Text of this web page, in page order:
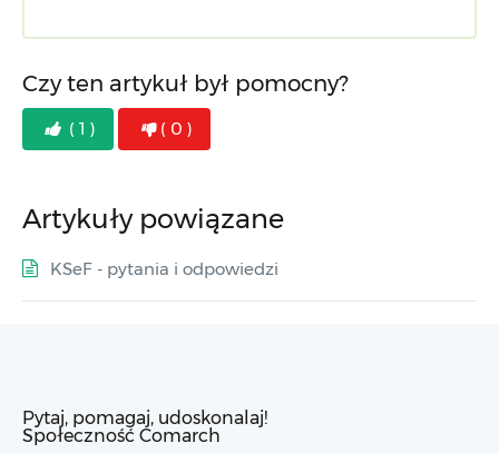
Czy ten artykuł był pomocny?
( 1 ) ( 0 )
Artykuły powiązane
KSeF - pytania i odpowiedzi
Pytaj, pomagaj, udoskonalaj!
Społeczność Comarch